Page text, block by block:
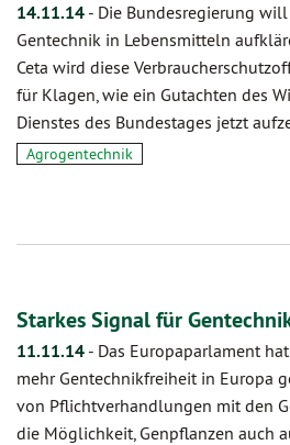
14.11.14 - Die Bundesregierung
Gentechnik in Lebensmitteln
Ceta wird diese
für Klagen, wie ein Gutachten des
Dienstes des Bundestages jetzt
Agrogentechnik
Starkes Signal für
11.11.14 - Das Europaparlament
mehr Gentechnikfreiheit in Europa
von Pflichtverhandlungen mit den
die Möglichkeit, Genpflanzen auch